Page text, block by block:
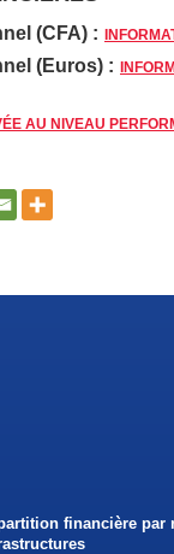
(CFA) :
(Euros) :
AU NIVEAU
financière par